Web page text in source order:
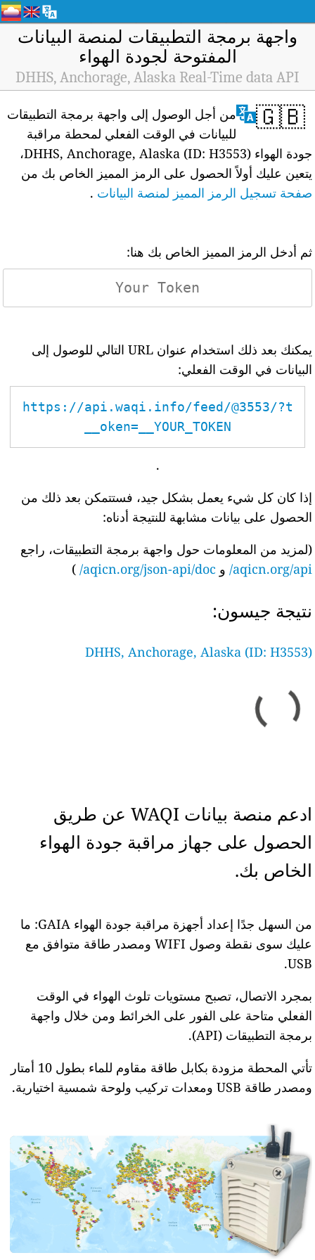
واجهة برمجة التطبيقات لمنصة البيانات
المفتوحة لجودة الهواء
DHHS, Anchorage, Alaska Real-Time data API
🇬🇧
من أجل الوصول إلى واجهة برمجة التطبيقات
للبيانات في الوقت الفعلي لمحطة مراقبة
جودة الهواء DHHS, Anchorage, Alaska (ID: H3553)،
يتعين عليك أولاً الحصول على الرمز المميز الخاص بك من
صفحة تسجيل الرمز المميز لمنصة البيانات .
ثم أدخل الرمز المميز الخاص بك هنا:
يمكنك بعد ذلك استخدام عنوان URL التالي للوصول إلى
البيانات في الوقت الفعلي:
https://api.waqi.info/feed/@3553/?t
oken=__YOUR_TOKEN__
.
إذا كان كل شيء يعمل بشكل جيد، فستتمكن بعد ذلك من
الحصول على بيانات مشابهة للنتيجة أدناه:
(لمزيد من المعلومات حول واجهة برمجة التطبيقات، راجع
aqicn.org/api/ و aqicn.org/json-api/doc/
)
نتيجة جيسون:
DHHS, Anchorage, Alaska (ID: H3553)
ادعم منصة بيانات WAQI عن طريق
الحصول على جهاز مراقبة جودة الهواء
الخاص بك.
من السهل جدًا إعداد أجهزة مراقبة جودة الهواء GAIA: ما
عليك سوى نقطة وصول WIFI ومصدر طاقة متوافق مع
USB.
بمجرد الاتصال، تصبح مستويات تلوث الهواء في الوقت
الفعلي متاحة على الفور على الخرائط ومن خلال واجهة
برمجة التطبيقات (API).
تأتي المحطة مزودة بكابل طاقة مقاوم للماء بطول 10 أمتار
ومصدر طاقة USB ومعدات تركيب ولوحة شمسية اختيارية.